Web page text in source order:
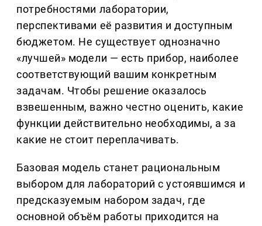
потребностями лаборатории,
перспективами её развития и доступным
бюджетом. Не существует однозначно
«лучшей» модели — есть прибор, наиболее
соответствующий вашим конкретным
задачам. Чтобы решение оказалось
взвешенным, важно честно оценить, какие
функции действительно необходимы, а за
какие не стоит переплачивать.
Базовая модель станет рациональным
выбором для лабораторий с устоявшимся и
предсказуемым набором задач, где
основной объём работы приходится на